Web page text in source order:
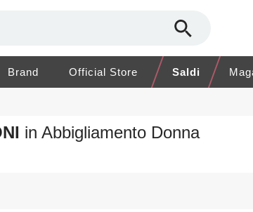
Brand Official Store Saldi
in Abbigliamento Donna